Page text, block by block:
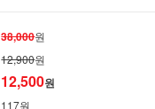
38,000원
12,900원
12,500원
117원